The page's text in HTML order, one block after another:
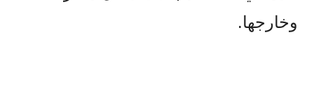
وخارجها.